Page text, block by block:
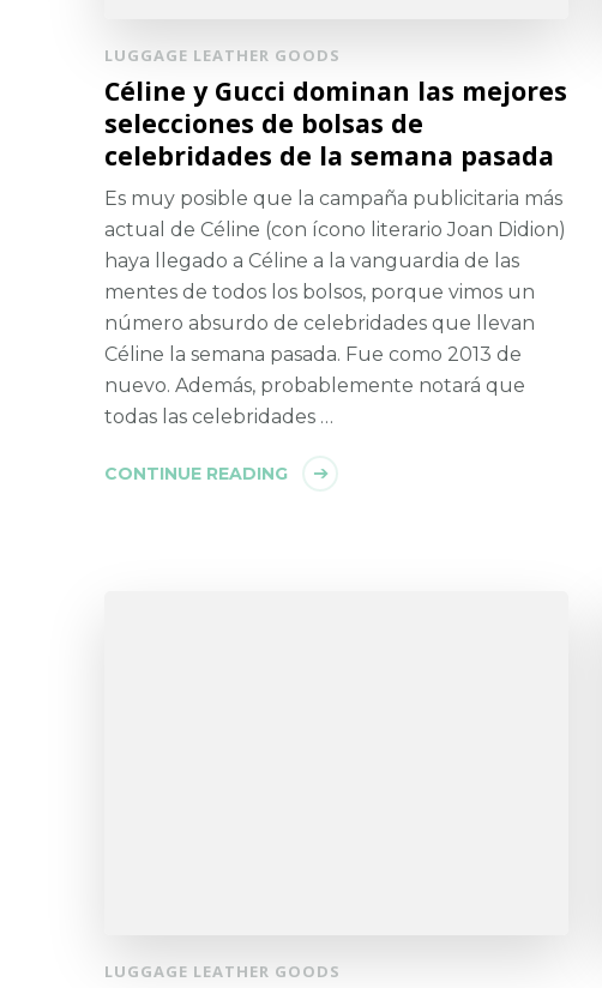
LUGGAGE LEATHER GOODS
Céline y Gucci dominan las mejores
selecciones de bolsas de
celebridades de la semana pasada
Es muy posible que la campaña publicitaria más
actual de Céline (con ícono literario Joan Didion)
haya llegado a Céline a la vanguardia de las
mentes de todos los bolsos, porque vimos un
número absurdo de celebridades que llevan
Céline la semana pasada. Fue como 2013 de
nuevo. Además, probablemente notará que
todas las celebridades …
CONTINUE READING
LUGGAGE LEATHER GOODS